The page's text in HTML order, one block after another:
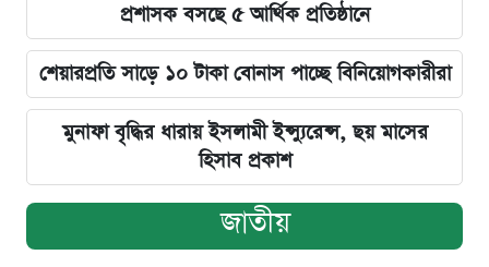
প্রশাসক বসছে ৫ আর্থিক প্রতিষ্ঠানে
শেয়ারপ্রতি সাড়ে ১০ টাকা বোনাস পাচ্ছে বিনিয়োগকারীরা
মুনাফা বৃদ্ধির ধারায় ইসলামী ইন্স্যুরেন্স, ছয় মাসের
হিসাব প্রকাশ
জাতীয়